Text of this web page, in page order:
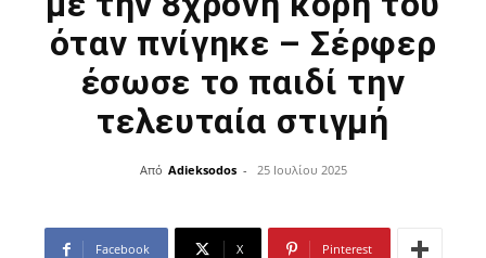
όταν πνίγηκε – Σέρφερ
έσωσε το παιδί την
τελευταία στιγμή
Από Adieksodos - 25 Ιουλίου 2025
Facebook X Pinterest